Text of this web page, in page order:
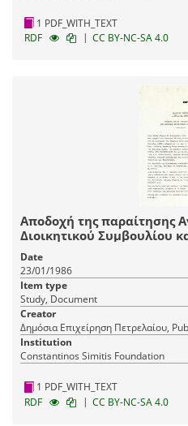
1 PDF_WITH_TEXT
RDF
| CC BY-NC-SA 4.0
Αποδοχή της παραίτησης
Διοικητικού Συμβουλίου
θητείας του Γενικού
Συμπλήρωση Διοικητικού
επαναπροσδιορισμός
Date
23/01/1986
Item type
Study, Document
Creator
Δημόσια Επιχείρηση Πετρελαίου,
Institution
Constantinos Simitis Foundation
1 PDF_WITH_TEXT
RDF
| CC BY-NC-SA 4.0